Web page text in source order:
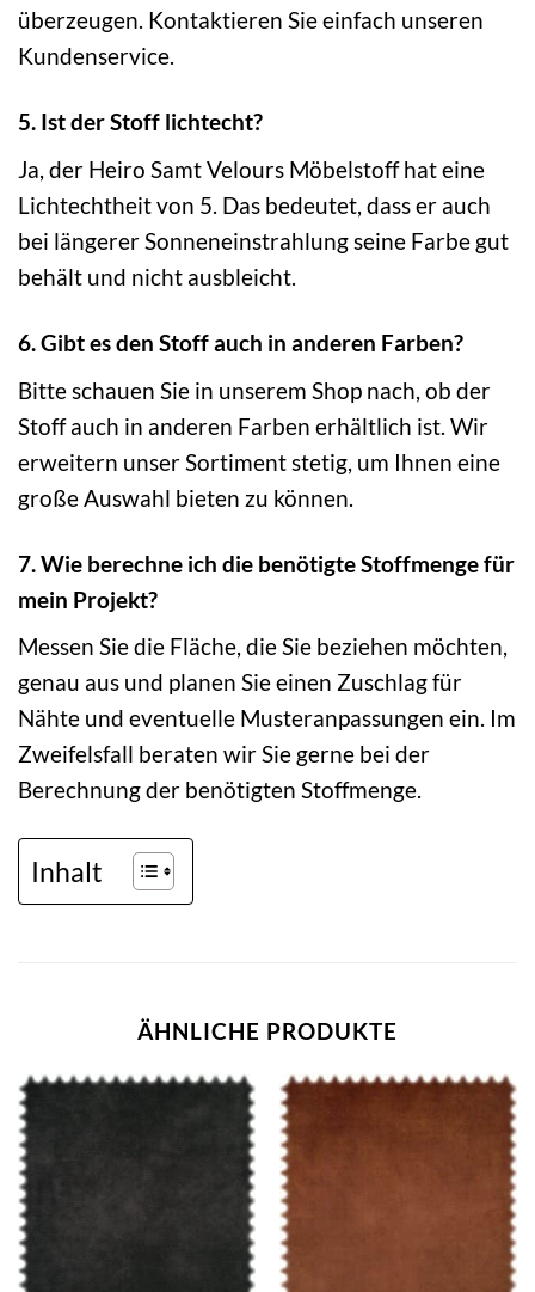
überzeugen. Kontaktieren Sie einfach unseren
Kundenservice.
5. Ist der Stoff lichtecht?
Ja, der Heiro Samt Velours Möbelstoff hat eine
Lichtechtheit von 5. Das bedeutet, dass er auch
bei längerer Sonneneinstrahlung seine Farbe gut
behält und nicht ausbleicht.
6. Gibt es den Stoff auch in anderen Farben?
Bitte schauen Sie in unserem Shop nach, ob der
Stoff auch in anderen Farben erhältlich ist. Wir
erweitern unser Sortiment stetig, um Ihnen eine
große Auswahl bieten zu können.
7. Wie berechne ich die benötigte Stoffmenge für
mein Projekt?
Messen Sie die Fläche, die Sie beziehen möchten,
genau aus und planen Sie einen Zuschlag für
Nähte und eventuelle Musteranpassungen ein. Im
Zweifelsfall beraten wir Sie gerne bei der
Berechnung der benötigten Stoffmenge.
Inhalt
ÄHNLICHE PRODUKTE